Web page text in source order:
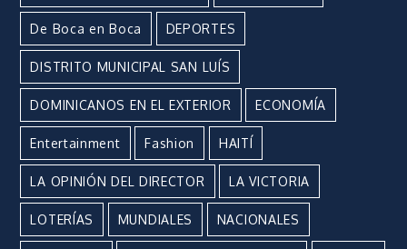
De Boca en Boca DEPORTES
DISTRITO MUNICIPAL SAN LUÍS
DOMINICANOS EN EL EXTERIOR ECONOMÍA
Entertainment Fashion HAITÍ
LA OPINIÓN DEL DIRECTOR LA VICTORIA
LOTERÍAS MUNDIALES NACIONALES